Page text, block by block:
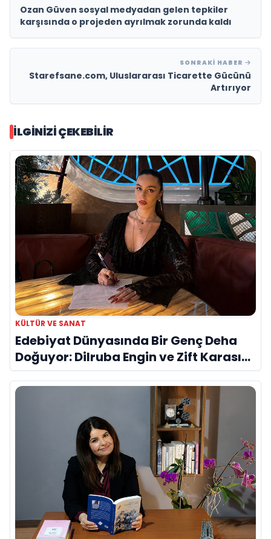
Ozan Güven sosyal medyadan gelen tepkiler
karşısında o projeden ayrılmak zorunda kaldı
SONRAKI HABER
Starefsane.com, Uluslararası Ticarette Gücünü
Artırıyor
İLGINIZI ÇEKEBILIR
KÜLTÜR VE SANAT
Edebiyat Dünyasında Bir Genç Deha
Doğuyor: Dilruba Engin ve Zift Karası
Evreni ‘AVENOİR’